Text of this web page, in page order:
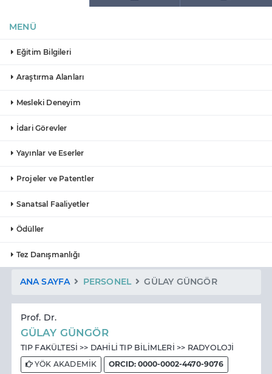
MENÜ
Eğitim Bilgileri
Araştırma Alanları
Mesleki Deneyim
İdari Görevler
Yayınlar ve Eserler
Projeler ve Patentler
Sanatsal Faaliyetler
Ödüller
Tez Danışmanlığı
ANA SAYFA PERSONEL GÜLAY GÜNGÖR
Prof. Dr.
GÜLAY GÜNGÖR
TIP FAKÜLTESİ >> DAHİLİ TIP BİLİMLERİ >> RADYOLOJİ
YÖK AKADEMİK
ORCID: 0000-0002-4470-9076